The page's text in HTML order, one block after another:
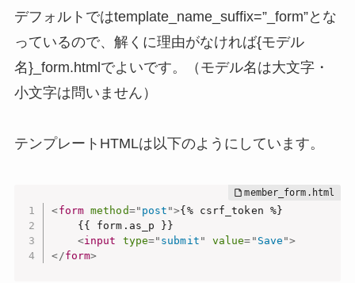
デフォルトではtemplate_name_suffix=”_form”とな
っているので、解くに理由がなければ{モデル
名}_form.htmlでよいです。（モデル名は大文字・
小文字は問いません）
テンプレートHTMLは以下のようにしています。
<form method=" post ">{% csrf_token %}
    {{ form.as_p }}
<input type=" submit " value= " Save ">
</form>